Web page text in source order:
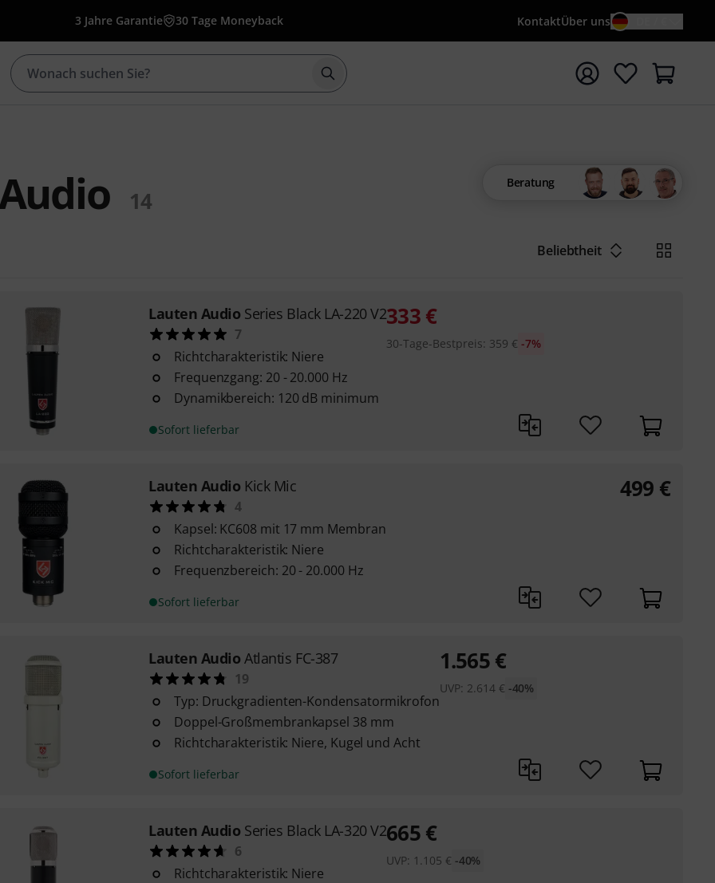
3 Jahre Garantie 30 Tage Moneyback KontaktÜber uns
Suche mit Suchwort {searchTerm} starten
14
Beratung
Beliebtheit
Lauten Audio Series Black LA-220 V2
7
Richtcharakteristik: Niere
Frequenzgang: 20 - 20.000 Hz
Dynamikbereich: 120 dB minimum
Sofort lieferbar
333€
30-Tage-Bestpreis: 359 € -7%
Lauten Audio Kick Mic
4
Kapsel: KC608 mit 17 mm Membran
Richtcharakteristik: Niere
Frequenzbereich: 20 - 20.000 Hz
Sofort lieferbar
499 €
Lauten Audio Atlantis FC-387
19
Typ: Druckgradienten-Kondensatormikrofon
Doppel-Großmembrankapsel 38 mm
Richtcharakteristik: Niere, Kugel und Acht
Sofort lieferbar
1.565 €
UVP: 2.614 € -40%
Lauten Audio Series Black LA-320 V2
6
Richtcharakteristik: Niere
665€
UVP: 1.105 € -40%